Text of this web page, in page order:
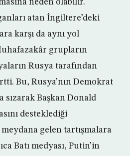
neden olabilir.
atan İngiltere’deki
karşı da aynı yol
grupların
Rusya tarafından
Bu, Rusya’nın Demokrat
sızarak Başkan Donald
desteklediği
gelen tartışmalara
Batı medyası, Putin’in